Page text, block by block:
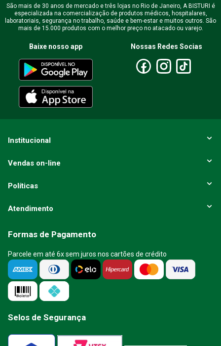
São mais de 30 anos de mercado e três lojas no Rio de Janeiro, A BISTURI é
especializada na comercialização de produtos médicos, hospitalares,
laboratoriais, segurança no trabalho, saúde e bem-estar e muitos outros. São
mais de 15.000 produtos com o melhor preço no atacado ou varejo.
Baixe nosso app Nossas Redes Socias
Institucional
Vendas on-line
Políticas
Atendimento
Formas de Pagamento
Parcele em até 6x sem juros nos cartões de crédito
Selos de Segurança